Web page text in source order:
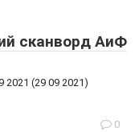
сканворд АиФ
(29 09 2021)
0